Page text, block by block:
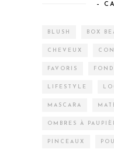
–
BLUSH BOX
CHEVEUX
FAVORIS
LIFESTYLE
MASCARA
OMBRES À
PINCEAUX